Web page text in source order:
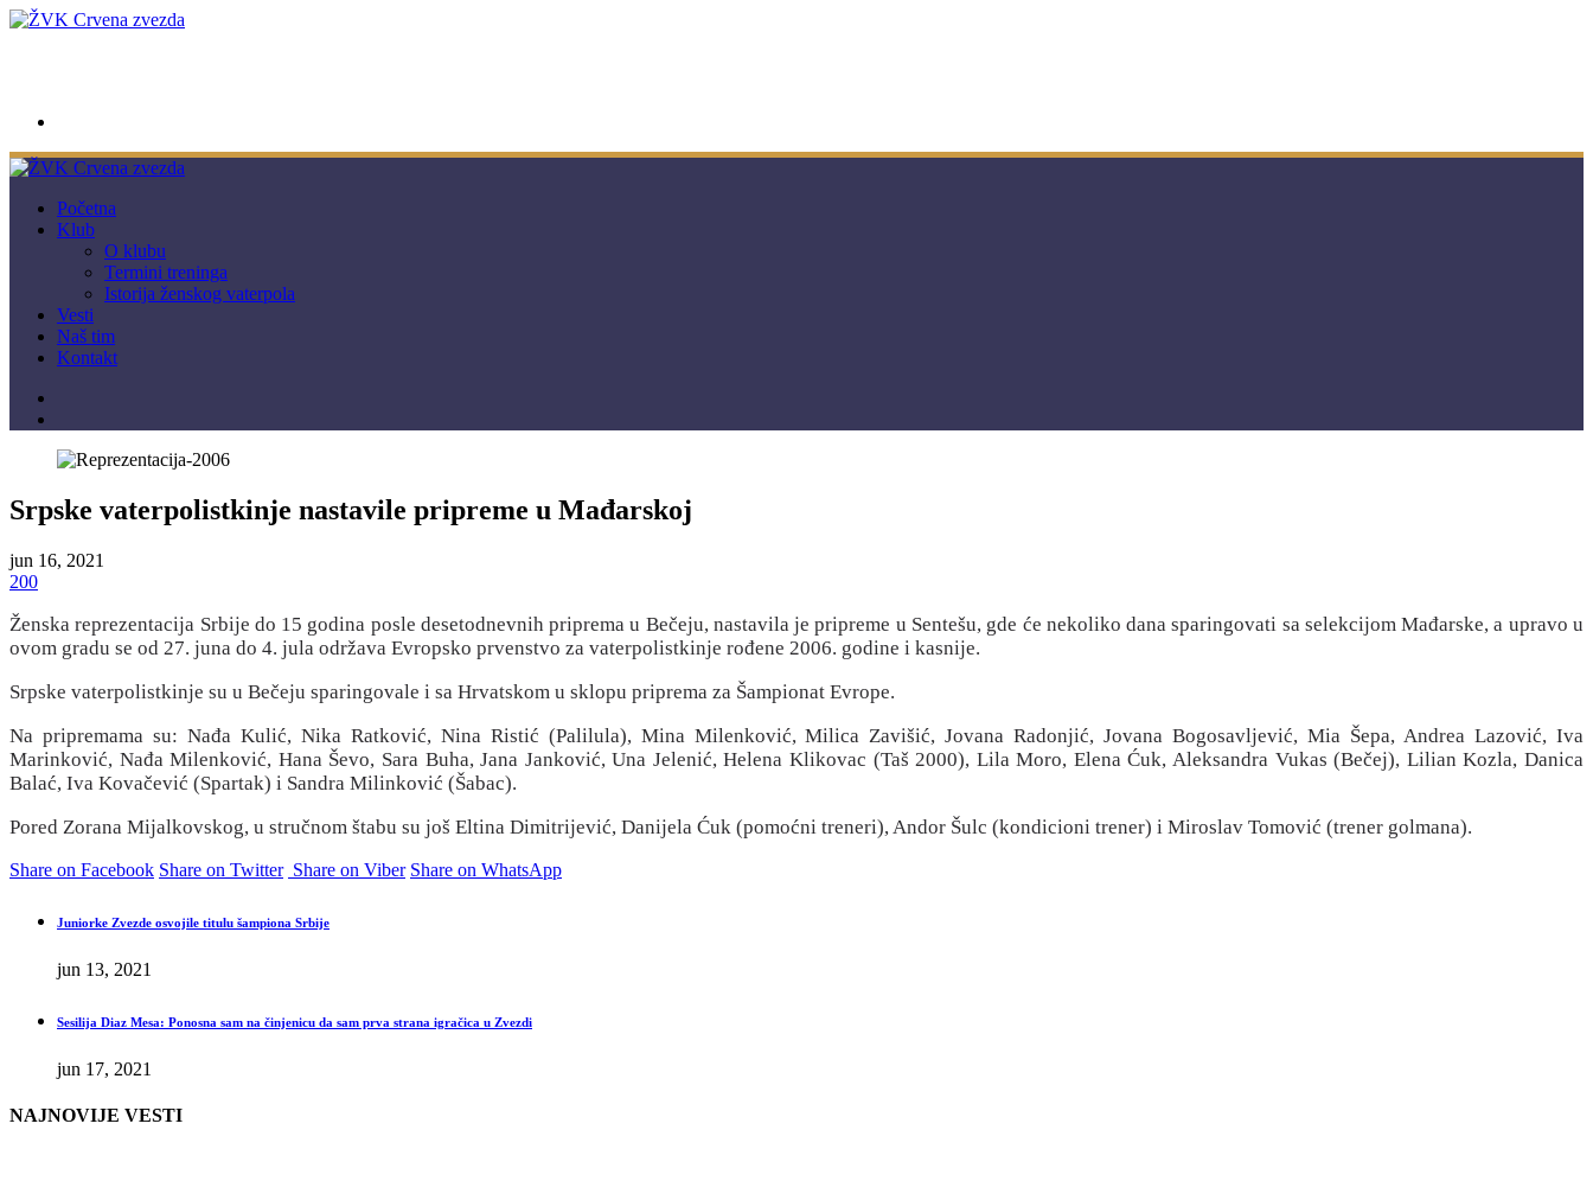
Početna
Klub
O klubu
Termini treninga
Istorija ženskog vaterpola
Vesti
Naš tim
Kontakt
Srpske vaterpolistkinje nastavile pripreme u Mađarskoj
jun 16, 2021
200
Ženska reprezentacija Srbije do 15 godina posle desetodnevnih priprema u Bečeju, nastavila je pripreme u Sentešu, gde će nekoliko dana sparingovati sa selekcijom Mađarske, a upravo u
ovom gradu se od 27. juna do 4. jula održava Evropsko prvenstvo za vaterpolistkinje rođene 2006. godine i kasnije.
Srpske vaterpolistkinje su u Bečeju sparingovale i sa Hrvatskom u sklopu priprema za Šampionat Evrope.
Na pripremama su: Nađa Kulić, Nika Ratković, Nina Ristić (Palilula), Mina Milenković, Milica Zavišić, Jovana Radonjić, Jovana Bogosavljević, Mia Šepa, Andrea Lazović, Iva
Marinković, Nađa Milenković, Hana Ševo, Sara Buha, Jana Janković, Una Jelenić, Helena Klikovac (Taš 2000), Lila Moro, Elena Ćuk, Aleksandra Vukas (Bečej), Lilian Kozla, Danica
Balać, Iva Kovačević (Spartak) i Sandra Milinković (Šabac).
Pored Zorana Mijalkovskog, u stručnom štabu su još Eltina Dimitrijević, Danijela Ćuk (pomoćni treneri), Andor Šulc (kondicioni trener) i Miroslav Tomović (trener golmana).
Share on Facebook Share on Twitter Share on Viber Share on WhatsApp
Juniorke Zvezde osvojile titulu šampiona Srbije
jun 13, 2021
Sesilija Diaz Mesa: Ponosna sam na činjenicu da sam prva strana igračica u Zvezdi
jun 17, 2021
NAJNOVIJE VESTI